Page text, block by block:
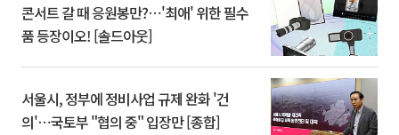
콘서트 갈 때 응원봉만?⋯'최애' 위한 필수
품 등장이오! [솔드아웃]
서울시, 정부에 정비사업 규제 완화 '건
의'⋯국토부 "협의 중" 입장만 [종합]